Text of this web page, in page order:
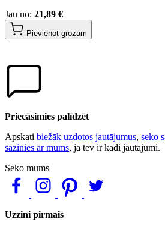
Jau no: 21,89 €
Pievienot grozam
Priecāsimies palīdzēt
Apskati biežāk uzdotos jautājumus, seko
sazinies ar mums, ja tev ir kādi jautājumi.
Seko mums
Uzzini pirmais